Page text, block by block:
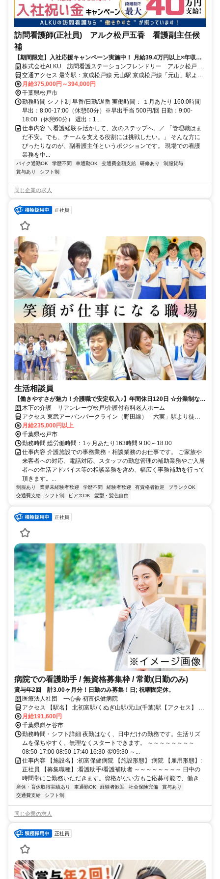
訪問看護師(正社員) アルク松戸五香 看護副主任候
補
【期間限定】入社応援キャンペーン実施中！ 月給39.4万円以上×年収
520万円以上！看護副主任候補を積極採用！＜松戸市＞
株式会社ALKU 訪問看護ステーションフレンドリー アルク松戸五
香
交通アクセス 最寄駅：京成松戸線 元山駅 京成松戸線「元山」駅より
徒歩12分
月給375,000円～394,000円
千葉県松戸市
勤務時間 シフト制 早番/日勤/遅番 実働時間： １月あたり 160.0時間
早出：8:00-17:00（休憩60分）※早出手当 500円/回 日勤：9:00-
18:00（休憩60分） 遅出：1...
仕事内容 ＼看護経験を活かして、次のステップへ。／ 「管理職はま
だ不安。でも、チームを支える役割には挑戦したい。」 そんな方に
ぴったりなのが、副看護主任というポジションです。 現場での看護
業務を中...
バイク通勤OK 学歴不問 車通勤OK 交通費全額支給 研修あり
制服貸与
賞与あり
シフト制
同じ企業の求人
正社員
生活相談員
【働きやすさが魅力！介護職で安定収入♪】年間休日120日 ☆分業制なの
で相談援助業務に専念！
木下の介護 リアンレーヴ松戸/介護付有料老人ホーム
アクセス 東武アーバンパークライン（野田線）「六実」駅より徒歩
15分 ※転勤なし
月給235,000円以上
千葉県松戸市
勤務時間 総労働時間：1ヶ月あたり163時間 9:00～18:00
仕事内容 介護施設での事務業務・相談業務のお仕事です。 ご家族や
来客者への対応、電話対応、スタッフの勤怠管理の補助業務やご入居
者への生活アドバイス等の相談業務を含め、幅広く事務補助を行って
頂きます。...
制服あり 業界未経験者歓迎 学歴不問 経験者歓迎 有資格者歓迎
ブランクOK
交通費支給
シフト制 ピアスOK 髪型・髪色自由
正社員
病院での看護助手 / 無資格募集枠 / 常勤(日勤のみ)
賞与年2回 計3.00ヶ月分！日勤のみ募集！日; 祝曜固定休。
医療法人社団 一心会 初富保健病院
アクセス 【駅名】 北初富駅/くぬぎ山駅/元山(千葉)駅【アクセス】 北
初富駅から徒歩15分
月給191,600円
千葉県鎌ケ谷市
勤務時間・シフト詳細 夜勤はなく、日中だけの勤務です。生活リズ
ムを保ちやすく、無理なくスタートできます。 ～～～～～～～～
08:50-17:00 08:50-17:40 16:30-翌09:30 ～...
仕事内容 【施設名】:初富保健病院 【施設形態】:病院 【雇用形態】:
正社員 【募集職種】:看護助手/看護補助者 ～～～～～～～～ 日中の
時間帯にご勤務いただきます。資格がない方もご応募可能で、働き...
産休・育休取得実績あり 車通勤OK 経験者歓迎 社会保険完備
賞与あり
交通費支給
シフト制
同じ企業の求人
正社員